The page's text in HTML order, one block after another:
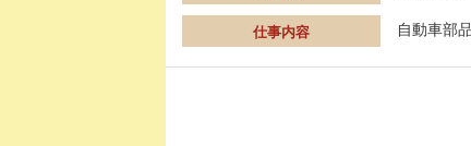
仕事内容 自動車部